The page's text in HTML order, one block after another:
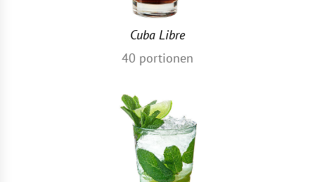
Cuba Libre
40 portionen